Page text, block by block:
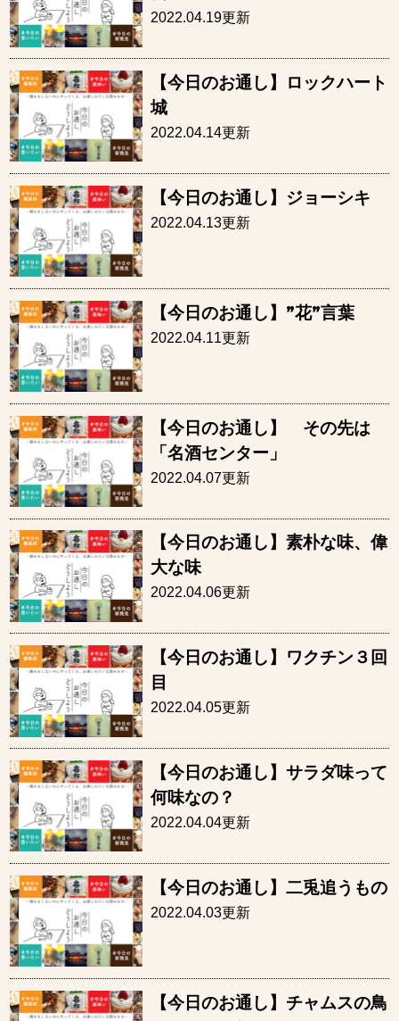
2022.04.19更新
【今日のお通し】ロックハート
城
2022.04.14更新
【今日のお通し】ジョーシキ
2022.04.13更新
【今日のお通し】”花”言葉
2022.04.11更新
【今日のお通し】 その先は
「名酒センター」
2022.04.07更新
【今日のお通し】素朴な味、偉
大な味
2022.04.06更新
【今日のお通し】ワクチン３回
目
2022.04.05更新
【今日のお通し】サラダ味って
何味なの？
2022.04.04更新
【今日のお通し】二兎追うもの
2022.04.03更新
【今日のお通し】チャムスの鳥